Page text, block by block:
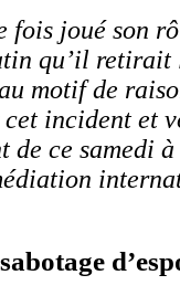
fois joué son
qu’il retirait
motif de
incident et
de ce samedi